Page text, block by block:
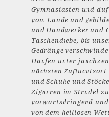
Gymnasiasten und
vom Lande und
und Handwerker und
Taschendiebe, bis
Gedränge
Haufen unter
nächsten Zufluchtsort
und Schuhe und
Zigarren im Strudel
vorwärtsdringend
von dem heillosen